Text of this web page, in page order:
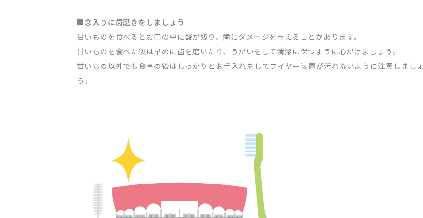
■念入りに歯磨きをしましょう
甘いものを食べるとお口の中に酸が残り、歯にダメージを与えることがあります。
甘いものを食べた後は早めに歯を磨いたり、うがいをして清潔に保つように心がけましょう。
甘いもの以外でも食事の後はしっかりとお手入れをしてワイヤー装置が汚れないように注意しましょ
う。